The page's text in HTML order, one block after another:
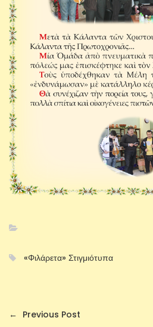
«Φιλάρετα» Στιγμιότυπα
← Previous Post